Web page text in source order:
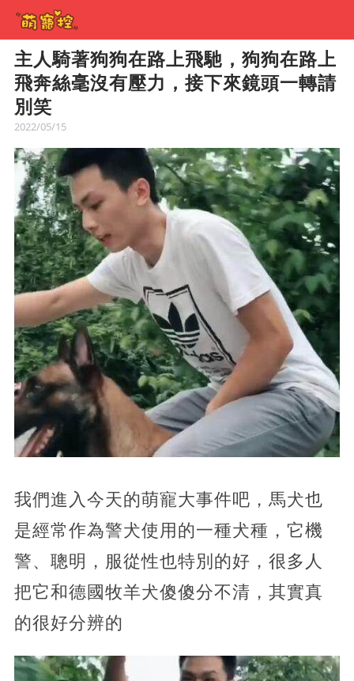
主人騎著狗狗在路上飛馳，狗狗在路上
飛奔絲毫沒有壓力，接下來鏡頭一轉請
別笑
2022/05/15
我們進入今天的萌寵大事件吧，馬犬也
是經常作為警犬使用的一種犬種，它機
警、聰明，服從性也特別的好，很多人
把它和德國牧羊犬傻傻分不清，其實真
的很好分辨的